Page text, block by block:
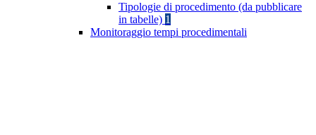
Tipologie di procedimento (da pubblicare
in tabelle) 1
Monitoraggio tempi procedimentali